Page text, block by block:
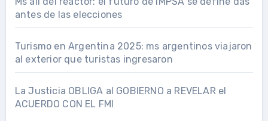
antes de las elecciones
Turismo en Argentina 2025: ms argentinos viajaron
al exterior que turistas ingresaron
La Justicia OBLIGA al GOBIERNO a REVELAR el
ACUERDO CON EL FMI